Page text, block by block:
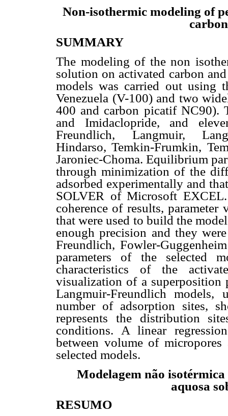
Non-isothermic modeling of
SUMMARY
The modeling of the non
solution on activated carbon
models was carried out using
Venezuela (V-100) and two
400 and carbon picatif NC90).
and Imidaclopride, and
Freundlich, Langmuir,
Hindarso, Temkin-Frumkin,
Jaroniec-Choma. Equilibrium
through minimization of the
adsorbed experimentally and
SOLVER of Microsoft
coherence of results,
that were used to build the
enough precision and they
Freundlich, Fowler-
parameters of the selected
characteristics of the
visualization of a superposition
Langmuir-Freundlich
number of adsorption sites,
represents the distribution
conditions. A linear
between volume of
selected models.
Modelagem não
aquosa
RESUMO